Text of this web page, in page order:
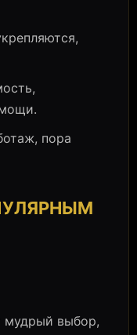
пора
мудрый выбор,